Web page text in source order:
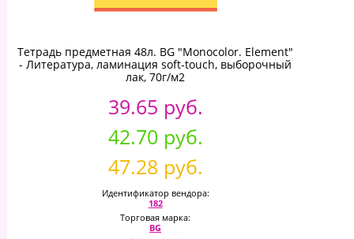
Тетрадь предметная 48л. BG "Monocolor. Element"
- Литература, ламинация soft-touch, выборочный
лак, 70г/м2
39.65 руб.
42.70 руб.
47.28 руб.
Идентификатор вендора:
182
Торговая марка:
BG